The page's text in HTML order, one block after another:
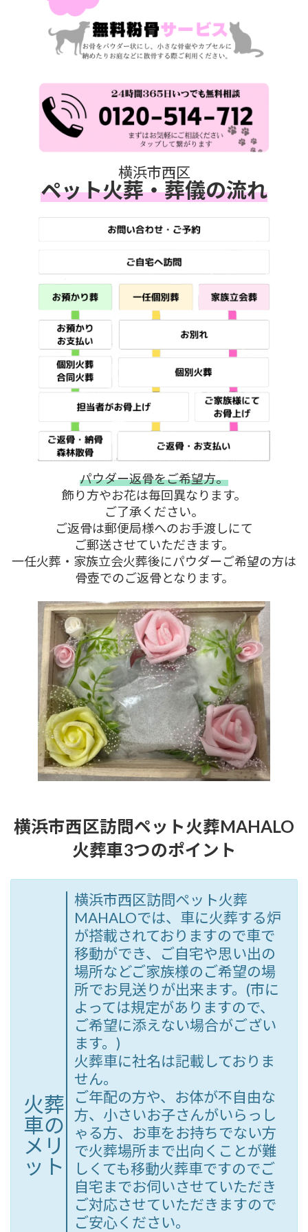
横浜市西区
ペット火葬・葬儀の流れ
パウダー返骨をご希望方。
飾り方やお花は毎回異なります。
ご了承ください。
ご返骨は郵便局様へのお手渡しにて
ご郵送させていただきます。
一任火葬・家族立会火葬後にパウダーご希望の方は
骨壺でのご返骨となります。
横浜市西区訪問ペット火葬MAHALO
火葬車3つのポイント
火葬
車の
メリ
ット
横浜市西区訪問ペット火葬
MAHALOでは、車に火葬する炉
が搭載されておりますので車で
移動ができ、ご自宅や思い出の
場所などご家族様のご希望の場
所でお見送りが出来ます。(市に
よっては規定がありますので、
ご希望に添えない場合がござい
ます。)
火葬車に社名は記載しておりま
せん。
ご年配の方や、お体が不自由な
方、小さいお子さんがいらっし
ゃる方、お車をお持ちでない方
で火葬場所まで出向くことが難
しくても移動火葬車ですのでご
自宅までお伺いさせていただき
ご対応させていただきますので
ご安心ください。